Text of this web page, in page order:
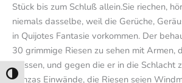
Umschalten auf hohe Kontraste
Stück bis zum Schluß allein.Sie riechen,
niemals dasselbe, weil die Gerüche,
in Quijotes Fantasie vorkommen. Der
30 grimmige Riesen zu sehen mit Armen,
messen, und gegen die er in die Schlacht
Panzas Einwände, die Riesen seien